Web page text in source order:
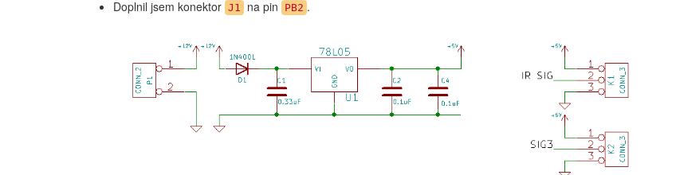
Doplnil jsem konektor J1 na pin PB2 .